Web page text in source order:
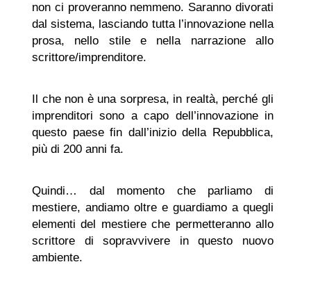
non ci proveranno nemmeno. Saranno divorati
dal sistema, lasciando tutta l’innovazione nella
prosa, nello stile e nella narrazione allo
scrittore/imprenditore.
Il che non è una sorpresa, in realtà, perché gli
imprenditori sono a capo dell’innovazione in
questo paese fin dall’inizio della Repubblica,
più di 200 anni fa.
Quindi… dal momento che parliamo di
mestiere, andiamo oltre e guardiamo a quegli
elementi del mestiere che permetteranno allo
scrittore di sopravvivere in questo nuovo
ambiente.